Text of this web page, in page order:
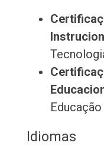
Idiomas